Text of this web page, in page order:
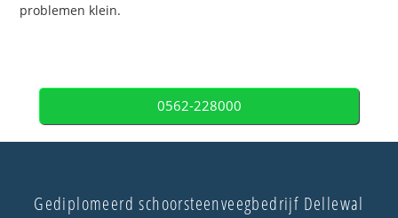
problemen klein.
0562-228000
Gediplomeerd schoorsteenveegbedrijf Dellewal